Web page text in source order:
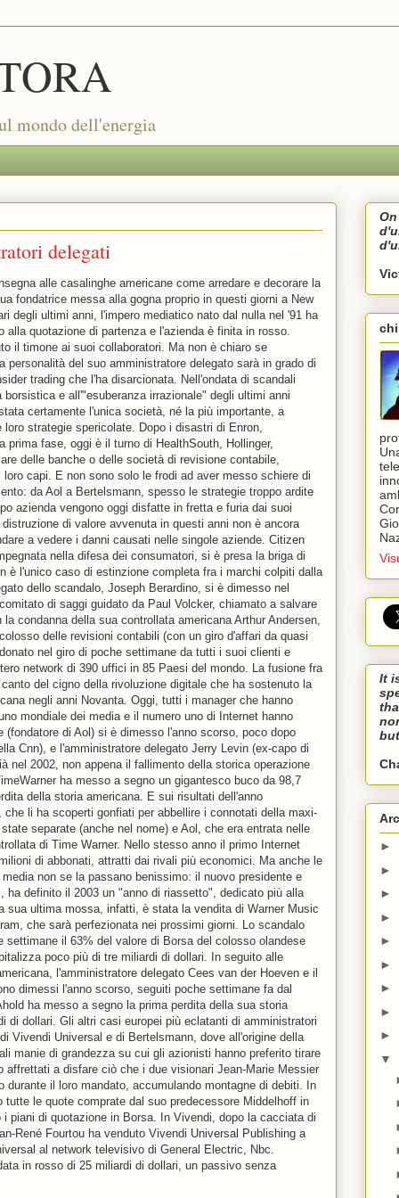
mondo dell'energia
delegati
alle casalinghe americane come arredare e decorare la
fondatrice messa alla gogna proprio in questi giorni a New
degli ultimi anni, l'impero mediatico nato dal nulla nel '91 ha
quotazione di partenza e l'azienda è finita in rosso.
il timone ai suoi collaboratori. Ma non è chiaro se
personalità del suo amministratore delegato sarà in grado di
trading che l'ha disarcionata. Nell'ondata di scandali
e all'"esuberanza irrazionale" degli ultimi anni
certamente l'unica società, né la più importante, a
strategie spericolate. Dopo i disastri di Enron,
prima fase, oggi è il turno di HealthSouth, Hollinger,
delle banche o delle società di revisione contabile,
capi. E non sono solo le frodi ad aver messo schiere di
da Aol a Bertelsmann, spesso le strategie troppo ardite
azienda vengono oggi disfatte in fretta e furia dai suoi
di valore avvenuta in questi anni non è ancora
a vedere i danni causati nelle singole aziende. Citizen
nella difesa dei consumatori, si è presa la briga di
è l'unico caso di estinzione completa fra i marchi colpiti dalla
dello scandalo, Joseph Berardino, si è dimesso nel
di saggi guidato da Paul Volcker, chiamato a salvare
condanna della sua controllata americana Arthur Andersen,
delle revisioni contabili (con un giro d'affari da quasi
nel giro di poche settimane da tutti i suoi clienti e
network di 390 uffici in 85 Paesi del mondo. La fusione fra
del cigno della rivoluzione digitale che ha sostenuto la
negli anni Novanta. Oggi, tutti i manager che hanno
mondiale dei media e il numero uno di Internet hanno
di Aol) si è dimesso l'anno scorso, poco dopo
Cnn), e l'amministratore delegato Jerry Levin (ex-capo di
nel 2002, non appena il fallimento della storica operazione
ha messo a segno un gigantesco buco da 98,7
della storia americana. E sui risultati dell'anno
li ha scoperti gonfiati per abbellire i connotati della maxi-
separate (anche nel nome) e Aol, che era entrata nelle
di Time Warner. Nello stesso anno il primo Internet
di abbonati, attratti dai rivali più economici. Ma anche le
non se la passano benissimo: il nuovo presidente e
ha definito il 2003 un "anno di riassetto", dedicato più alla
sua ultima mossa, infatti, è stata la vendita di Warner Music
che sarà perfezionata nei prossimi giorni. Lo scandalo
settimane il 63% del valore di Borsa del colosso olandese
poco più di tre miliardi di dollari. In seguito alle
l'amministratore delegato Cees van der Hoeven e il
dimessi l'anno scorso, seguiti poche settimane fa dal
ha messo a segno la prima perdita della sua storia
di dollari. Gli altri casi europei più eclatanti di amministratori
Vivendi Universal e di Bertelsmann, dove all'origine della
manie di grandezza su cui gli azionisti hanno preferito tirare
a disfare ciò che i due visionari Jean-Marie Messier
il loro mandato, accumulando montagne di debiti. In
le quote comprate dal suo predecessore Middelhoff in
piani di quotazione in Borsa. In Vivendi, dopo la cacciata di
René Fourtou ha venduto Vivendi Universal Publishing a
al network televisivo di General Electric, Nbc.
in rosso di 25 miliardi di dollari, un passivo senza
It
►
►
►
►
►
►
►
►
►
▼